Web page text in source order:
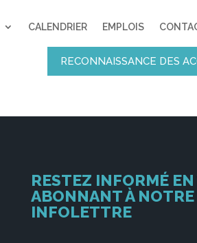
CALENDRIER EMPLOIS
RECONNAISSANCE DES
RESTEZ INFORMÉ EN
ABONNANT À NOTRE
INFOLETTRE